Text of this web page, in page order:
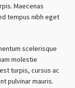
Maecenas
tempus nibh eget
scelerisque
molestie
turpis, cursus ac
pulvinar mauris.